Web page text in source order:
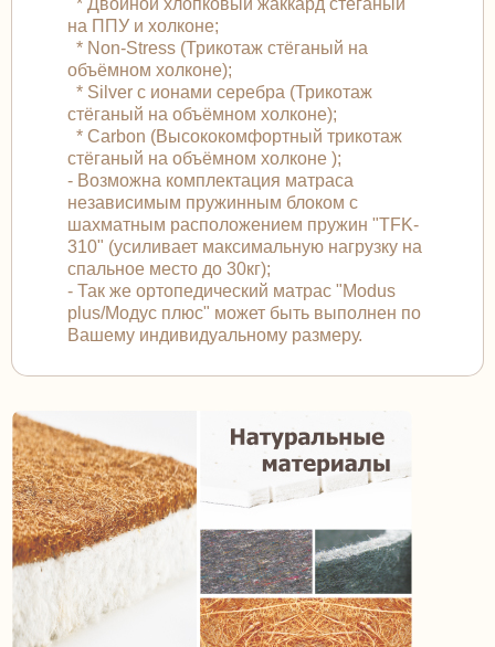
* Двойной хлопковый жаккард стёганый
на ППУ и холконе;
* Non-Stress (Трикотаж стёганый на
объёмном холконе);
* Silver с ионами серебра (Трикотаж
стёганый на объёмном холконе);
* Carbon (Высококомфортный трикотаж
стёганый на объёмном холконе );
- Возможна комплектация матраса
независимым пружинным блоком с
шахматным расположением пружин "TFK-
310" (усиливает максимальную нагрузку на
спальное место до 30кг);
- Так же ортопедический матрас "Modus
plus/Модус плюс" может быть выполнен по
Вашему индивидуальному размеру.